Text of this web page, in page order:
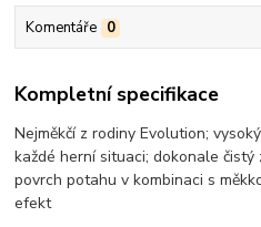
Komentáře 0
Kompletní specifikace
Nejměkčí z rodiny Evolution;
každé herní situaci; dokonale
povrch potahu v kombinaci s
efekt